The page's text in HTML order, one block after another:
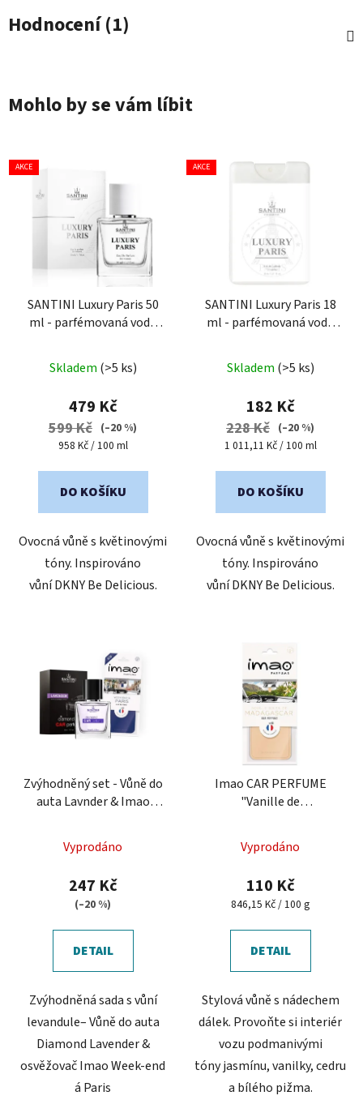
Hodnocení (1)
Mohlo by se vám líbit
AKCE
SANTINI Luxury Paris 50
ml - parfémovaná voda
hodnocení
produktu
je
5,0
5
Skladem (>5 ks)
479 Kč
599 Kč (–20 %)
Měrná
958 Kč / 100 ml
DO KOŠÍKU
Ovocná vůně s květinovými
tóny. Inspirováno
vůní DKNY Be Delicious.
AKCE
SANTINI Luxury Paris 18
ml - parfémovaná voda
balení
hodnocení
produktu
je
3,3
5
Skladem (>5 ks)
182 Kč
228 Kč (–20 %)
Měrná
1 011,11 Kč / 100 ml
DO KOŠÍKU
Ovocná vůně s květinovými
tóny. Inspirováno
vůní DKNY Be Delicious.
Zvýhodněný set - Vůně do
auta Lavnder & Imao
hodnocení
produktu
je
z
Vyprodáno
247 Kč
(–20 %)
DETAIL
Zvýhodněná sada s vůní
levandule– Vůně do auta
Diamond Lavender &
osvěžovač Imao Week-end
á Paris
Imao CAR PERFUME
"Vanille de
Vyprodáno
110 Kč
Měrná
846,15 Kč / 100 g
DETAIL
Stylová vůně s nádechem
dálek. Provoňte si interiér
vozu podmanivými
tóny jasmínu, vanilky, cedru
a bílého pižma.